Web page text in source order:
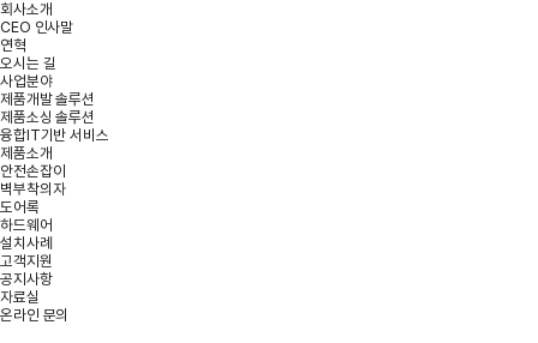
회사소개
CEO 인사말
연혁
오시는 길
사업분야
제품개발 솔루션
제품소싱 솔루션
융합IT기반 서비스
제품소개
안전손잡이
벽부착의자
도어록
하드웨어
설치사례
고객지원
공지사항
자료실
온라인 문의